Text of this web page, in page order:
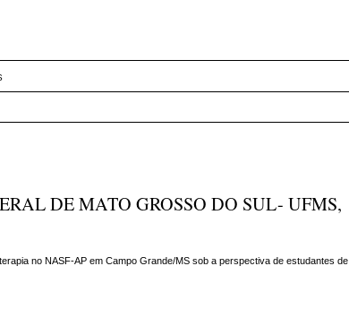
DE MATO GROSSO DO SUL- UFMS,
no NASF-AP em Campo Grande/MS sob a perspectiva de estudantes de